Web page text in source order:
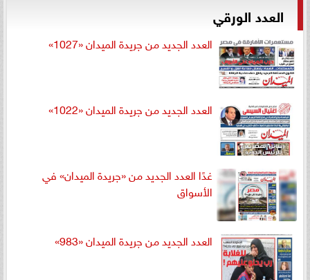
العدد الورقي
العدد الجديد من جريدة الميدان «1027»
العدد الجديد من جريدة الميدان «1022»
غدًا العدد الجديد من «جريدة الميدان» في
الأسواق
العدد الجديد من جريدة الميدان «983»